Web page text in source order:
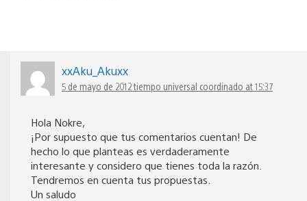
xxAku_Akuxx
5 de mayo de 2012 tiempo universal coordinado at 15:37
Hola Nokre,
¡Por supuesto que tus comentarios cuentan! De
hecho lo que planteas es verdaderamente
interesante y considero que tienes toda la razón.
Tendremos en cuenta tus propuestas.
Un saludo